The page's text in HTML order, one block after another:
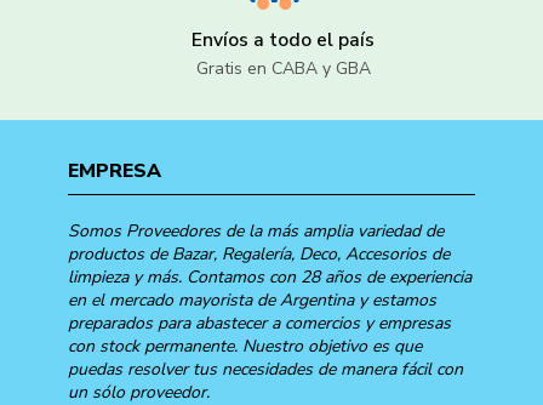
Envíos a todo el país
Gratis en CABA y GBA
EMPRESA
Somos Proveedores de la más amplia variedad de
productos de Bazar, Regalería, Deco, Accesorios de
limpieza y más. Contamos con 28 años de experiencia
en el mercado mayorista de Argentina y estamos
preparados para abastecer a comercios y empresas
con stock permanente. Nuestro objetivo es que
puedas resolver tus necesidades de manera fácil con
un sólo proveedor.